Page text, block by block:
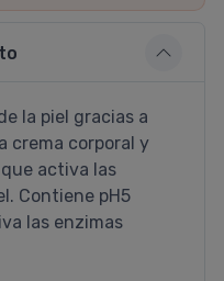
la piel gracias a
crema corporal y
activa las
Contiene pH5
las enzimas